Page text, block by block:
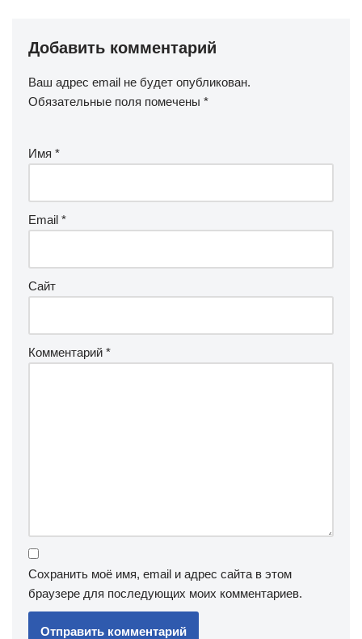
Добавить комментарий
Ваш адрес email не будет опубликован.
Обязательные поля помечены *
Имя *
Email *
Сайт
Комментарий *
Сохранить моё имя, email и адрес сайта в этом
браузере для последующих моих комментариев.